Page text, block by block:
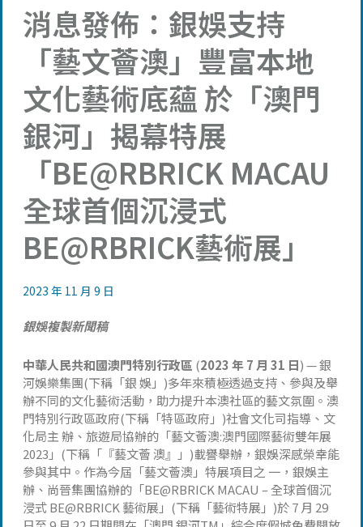
消息發佈：銀娛支持
「藝文薈澳」豐富本地
文化藝術底蘊 於「澳門
銀河」揭幕特展
「BE@RBRICK MACAU
全球首個沉浸式
BE@RBRICK藝術展」
2023 年 11 月 9 日
銀娛複製新聞稿
中華人民共和國澳門特別行政區 (2023 年 7 月 31 日) — 銀
河娛樂集團(下稱「銀 娛」)多年來積極透過支持、參與及舉
辦不同的文化藝術活動，助力提升本澳社區的藝文氛圍。澳
門特別行政區政府(下稱「特區政府」)社會文化司指導、文
化局主 辦、旅遊局協辦的「藝文薈澳:澳門國際藝術雙年展
2023」(下稱「『藝文薈 澳』」)載譽舉辦，銀娛深感榮幸能
參與其中。作為今屆「藝文薈澳」特展項目之 一，銀娛主
辦、尚晉集團協辦的「BE@RBRICK MACAU – 全球首個沉
浸式 BE@RBRICK 藝術展」(下稱「藝術特展」)於 7 月 29